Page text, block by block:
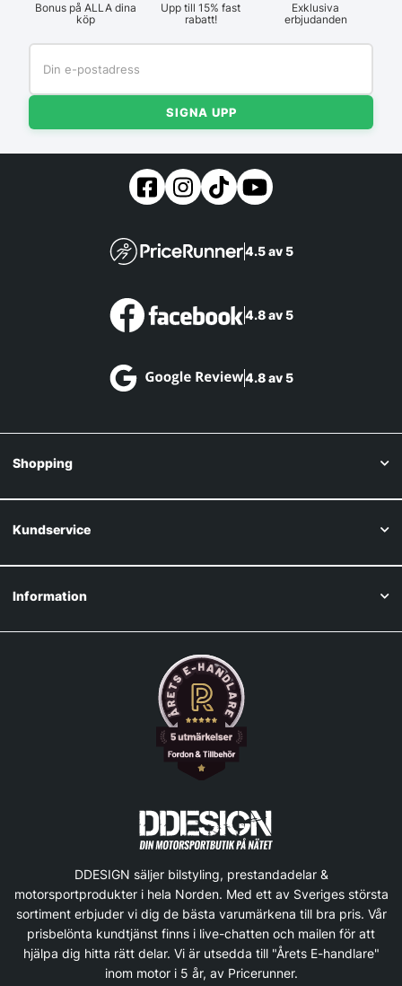
Bonus på ALLA dina
köp
Upp till 15% fast
rabatt!
Exklusiva
erbjudanden
SIGNA UPP
4.5 av 5
4.8 av 5
4.8 av 5
Shopping
Kundservice
Information
DDESIGN säljer bilstyling, prestandadelar &
motorsportprodukter i hela Norden. Med ett av Sveriges största
sortiment erbjuder vi dig de bästa varumärkena till bra pris. Vår
prisbelönta kundtjänst finns i live-chatten och mailen för att
hjälpa dig hitta rätt delar. Vi är utsedda till "Årets E-handlare"
inom motor i 5 år, av Pricerunner.